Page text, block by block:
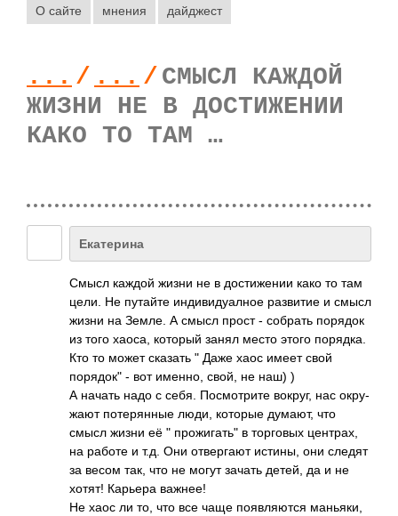
О сайте мнения дайджест
... / ... / СМЫСЛ КАЖДОЙ
ЖИЗНИ НЕ В ДОСТИЖЕНИИ
КАКО ТО ТАМ …
Екатерина
Смысл каждой жизни не в дост­ижении како то там
цели. Не путайте инди­виду­алное разв­итие и смысл
жизни на Земле. А смысл прост - собрать порядок
из того хаоса, который занял место этого поря­дка.
Кто то может сказать " Даже хаос имеет свой
порядок" - вот именно, свой, не наш) )
А начать надо с себя. Посм­отрите вокруг, нас окру­
жают поте­рянные люди, которые думают, что
смысл жизни её " прожигать" в торг­овых цент­рах,
на работе и т.д. Они отве­ргают истины, они следят
за весом так, что не могут зачать детей, да и не
хотят! Карьера важнее!
Не хаос ли то, что все чаще появ­ляются мань­яки,